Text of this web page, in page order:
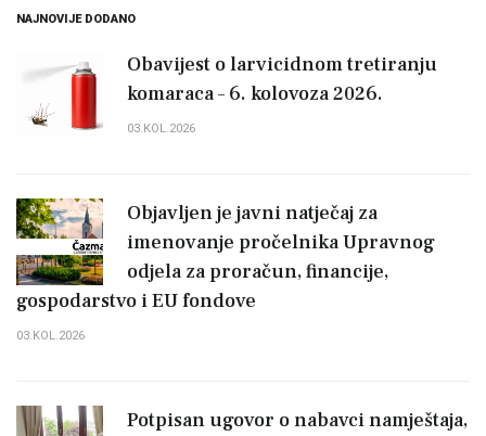
NAJNOVIJE DODANO
Obavijest o larvicidnom tretiranju
komaraca – 6. kolovoza 2026.
03.KOL.2026
Objavljen je javni natječaj za
imenovanje pročelnika Upravnog
odjela za proračun, financije,
gospodarstvo i EU fondove
03.KOL.2026
Potpisan ugovor o nabavci namještaja,